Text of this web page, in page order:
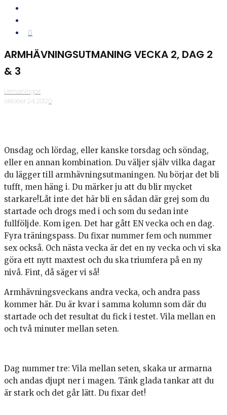
0
ARMHÄVNINGSUTMANING VECKA 2, DAG 2
& 3
Utmaningar
·oktober 24, 2012·0
Onsdag och lördag, eller kanske torsdag och söndag,
eller en annan kombination. Du väljer själv vilka dagar
du lägger till armhävningsutmaningen. Nu börjar det bli
tufft, men häng i. Du märker ju att du blir mycket
starkare!Låt inte det här bli en sådan där grej som du
startade och drogs med i och som du sedan inte
fullföljde. Kom igen. Det har gått EN vecka och en dag.
Fyra träningspass. Du fixar nummer fem och nummer
sex också. Och nästa vecka är det en ny vecka och vi ska
göra ett nytt maxtest och du ska triumfera på en ny
nivå. Fint, då säger vi så!
Armhävningsveckans andra vecka, och andra pass
kommer här. Du är kvar i samma kolumn som där du
startade och det resultat du fick i testet. Vila mellan en
och två minuter mellan seten.
Dag nummer tre: Vila mellan seten, skaka ur armarna
och andas djupt ner i magen. Tänk glada tankar att du
är stark och det går lätt. Du fixar det!